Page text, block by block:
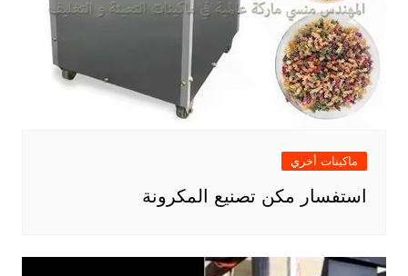
ماكينات أخري
استفسار مكن تصنيع المكرونة